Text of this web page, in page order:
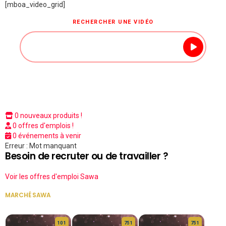
[mboa_video_grid]
RECHERCHER UNE VIDÉO
0 nouveaux produits !
0 offres d'emplois !
0 événements à venir
Erreur : Mot manquant
Besoin de recruter ou de travailler ?
Voir les offres d'emploi Sawa
MARCHÉ SAWA
10 1 75 1 75 1